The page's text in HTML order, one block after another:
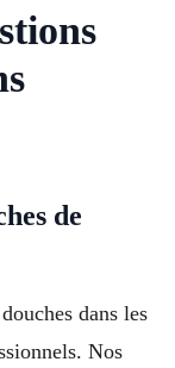
de
dans les
Nos